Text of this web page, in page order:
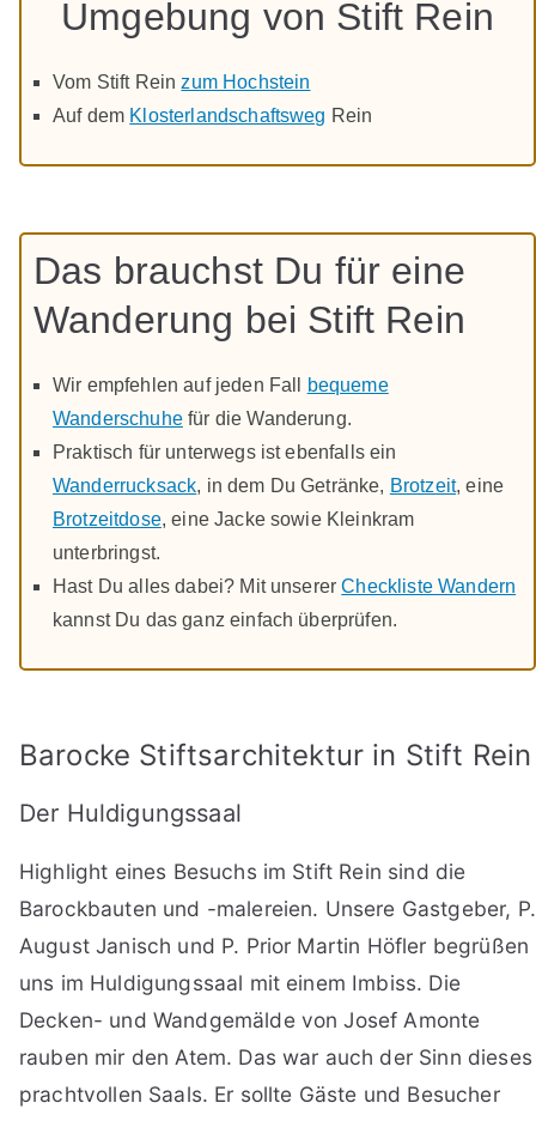
Umgebung von Stift Rein
Vom Stift Reinzum Hochstein
Auf dem Klosterlandschaftsweg Rein
Das brauchst Du für eine
Wanderung bei Stift Rein
Wir empfehlen auf jeden Fall
bequeme
Wanderschuhefür die Wanderung.
Praktisch für unterwegs ist ebenfalls ein
Wanderrucksack, in dem Du Getränke, Brotzeit, eine
Brotzeitdose, eine Jacke sowie Kleinkram
unterbringst.
Hast Du alles dabei? Mit unsererCheckliste Wandern
kannst Du das ganz einfach überprüfen.
Barocke Stiftsarchitektur in Stift Rein
Der Huldigungssaal
Highlight eines Besuchs im Stift Rein sind die
Barockbauten und -malereien. Unsere Gastgeber, P.
August Janisch und P. Prior Martin Höfler begrüßen
uns im Huldigungssaal mit einem Imbiss. Die
Decken- und Wandgemälde von Josef Amonte
rauben mir den Atem. Das war auch der Sinn dieses
prachtvollen Saals. Er sollte Gäste und Besucher